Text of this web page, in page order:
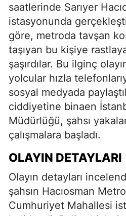
saatlerinde Sarıyer
istasyonunda
göre, metroda tavşan
taşıyan bu kişiye
şaşırdılar. Bu ilginç
yolcular hızla
sosyal medyada
ciddiyetine binaen
Müdürlüğü, şahsı
çalışmalara başladı.
OLAYIN DETAYLARI
Olayın detayları
şahsın Hacıosman
Cumhuriyet Mahallesi